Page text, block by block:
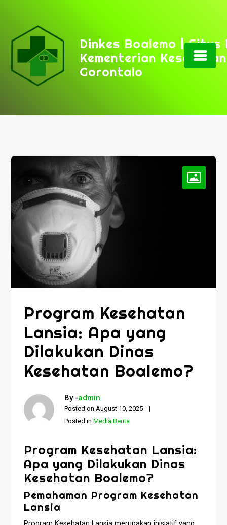
content
Dinkes Boalemo | Situs
Kementerian
Gorontalo
Program Kesehatan
Lansia: Apa yang
Dilakukan Dinas
Kesehatan Boalemo?
By -admin
Posted on August 10, 2025
Posted inMedia Berita
Program Kesehatan Lansia:
Apa yang Dilakukan Dinas
Kesehatan Boalemo?
Pemahaman Program Kesehatan
Lansia